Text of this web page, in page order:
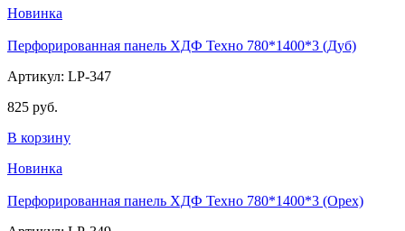
Новинка
Перфорированная панель ХДФ Техно 780*1400*3 (Дуб)
Артикул: LP-347
825 руб.
В корзину
Новинка
Перфорированная панель ХДФ Техно 780*1400*3 (Орех)